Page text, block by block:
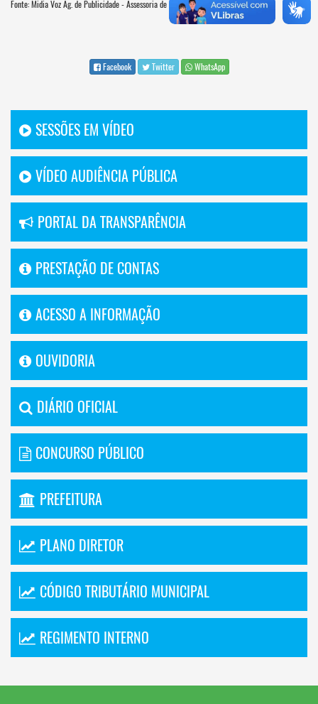
Fonte: Midia Voz Ag. de Publicidade - Assessoria de Comunicação
Facebook Twitter WhatsApp
SESSÕES EM VÍDEO
VÍDEO AUDIÊNCIA PÚBLICA
PORTAL DA TRANSPARÊNCIA
PRESTAÇÃO DE CONTAS
ACESSO A INFORMAÇÃO
OUVIDORIA
DIÁRIO OFICIAL
CONCURSO PÚBLICO
PREFEITURA
PLANO DIRETOR
CÓDIGO TRIBUTÁRIO MUNICIPAL
REGIMENTO INTERNO